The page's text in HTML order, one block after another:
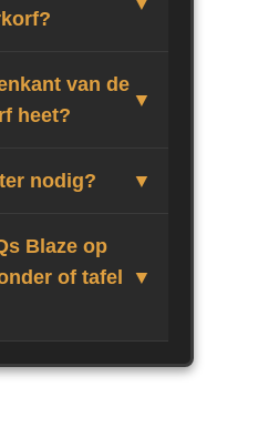
van de
heet?
nodig?
Blaze op
of tafel